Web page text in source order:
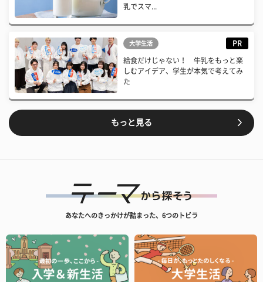
乳でスマ...
大学生活 PR
給食だけじゃない！ 牛乳をもっと楽
しむアイデア、学生が本気で考えてみ
た
もっと見る
あなたへのきっかけが詰まった、6つのトビラ